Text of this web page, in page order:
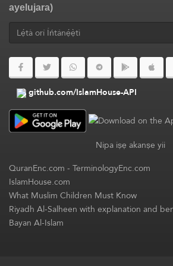
ayelujara)
github.com/IslamHouse-API
Nipa iṣẹ akanṣe yii
QuranEnc.com-TerminologyEnc.com
IslamHouse.com
What Muslim Children Must Know
Riyadh Al-Salheen with explanation and
Bayan Al-Islam